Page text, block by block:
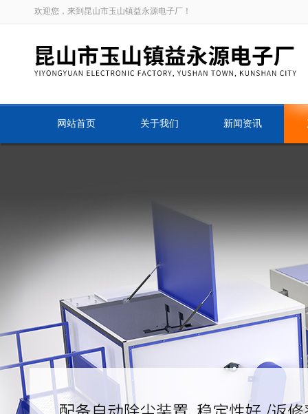
欢迎您，来到昆山市玉山镇益永源电子厂！
网站首页 关于我们 新闻资讯